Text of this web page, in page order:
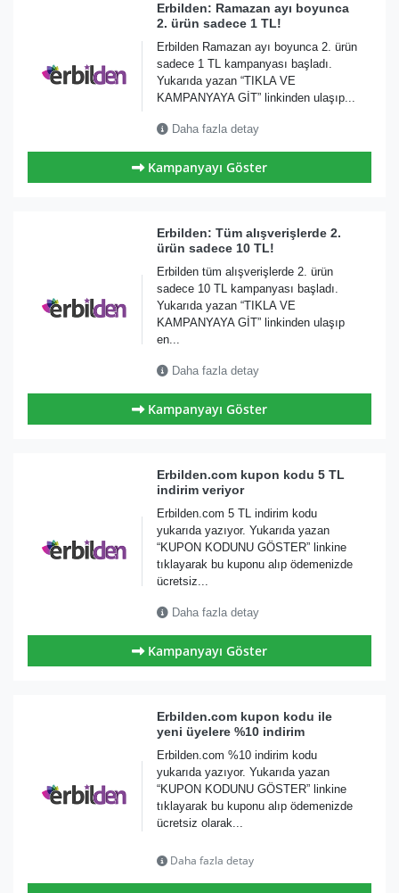
Erbilden: Ramazan ayı boyunca
2. ürün sadece 1 TL!
Erbilden Ramazan ayı boyunca 2. ürün
sadece 1 TL kampanyası başladı.
Yukarıda yazan “TIKLA VE
KAMPANYAYA GİT” linkinden ulaşıp...
Daha fazla detay
Kampanyayı Göster
Erbilden: Tüm alışverişlerde 2.
ürün sadece 10 TL!
Erbilden tüm alışverişlerde 2. ürün
sadece 10 TL kampanyası başladı.
Yukarıda yazan “TIKLA VE
KAMPANYAYA GİT” linkinden ulaşıp
en...
Daha fazla detay
Kampanyayı Göster
Erbilden.com kupon kodu 5 TL
indirim veriyor
Erbilden.com 5 TL indirim kodu
yukarıda yazıyor. Yukarıda yazan
“KUPON KODUNU GÖSTER” linkine
tıklayarak bu kuponu alıp ödemenizde
ücretsiz...
Daha fazla detay
Kampanyayı Göster
Erbilden.com kupon kodu ile
yeni üyelere %10 indirim
Erbilden.com %10 indirim kodu
yukarıda yazıyor. Yukarıda yazan
“KUPON KODUNU GÖSTER” linkine
tıklayarak bu kuponu alıp ödemenizde
ücretsiz olarak...
Daha fazla detay